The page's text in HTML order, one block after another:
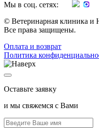
Мы в соц. сетях:
© Ветеринарная клиника
Все права защищены.
Oплата и возврат
Политика
Оставьте заявку
и мы свяжемся с Вами